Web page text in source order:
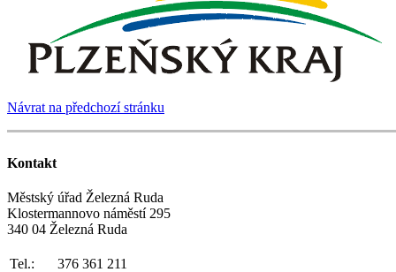
Návrat na předchozí stránku
Kontakt
Městský úřad Železná Ruda
Klostermannovo náměstí 295
340 04 Železná Ruda
Tel.:
376 361 211